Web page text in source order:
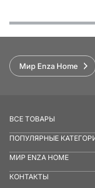
Функции
Варианты оплаты
Условия доставки и
Обзор
Мир Enza Home
ВСЕ ТОВАРЫ
ПОПУЛЯРНЫЕ
МИР ENZA HOME
КОНТАКТЫ